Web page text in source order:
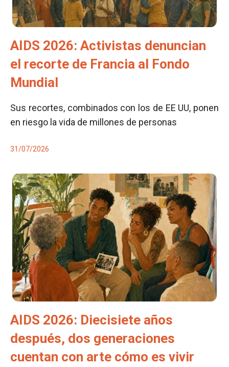
AIDS 2026: Activistas denuncian
el recorte de Francia al Fondo
Mundial
Sus recortes, combinados con los de EE UU, ponen
en riesgo la vida de millones de personas
31/07/2026
AIDS 2026: Diecisiete años
después, dos generaciones
cuentan con arte cómo es vivir